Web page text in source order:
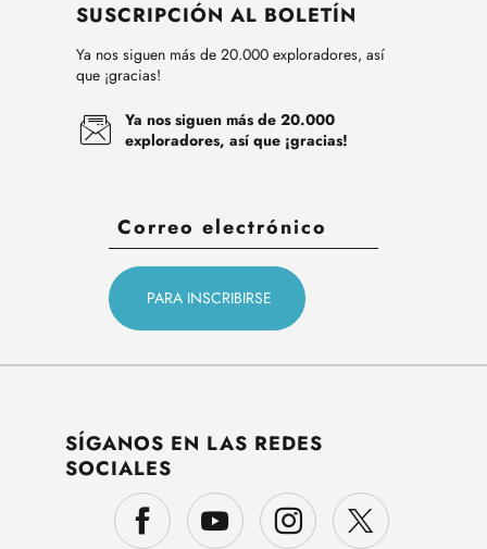
SUSCRIPCIÓN AL BOLETÍN
Ya nos siguen más de 20.000 exploradores, así
que ¡gracias!
Ya nos siguen más de 20.000
exploradores, así que ¡gracias!
SÍGANOS EN LAS REDES
SOCIALES